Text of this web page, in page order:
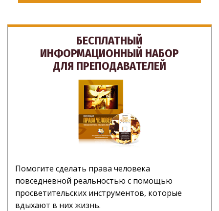
БЕСПЛАТНЫЙ
ИНФОРМАЦИОННЫЙ НАБОР
ДЛЯ ПРЕПОДАВАТЕЛЕЙ
Помогите сделать права человека
повседневной реальностью с помощью
просветительских инструментов, которые
вдыхают в них жизнь.